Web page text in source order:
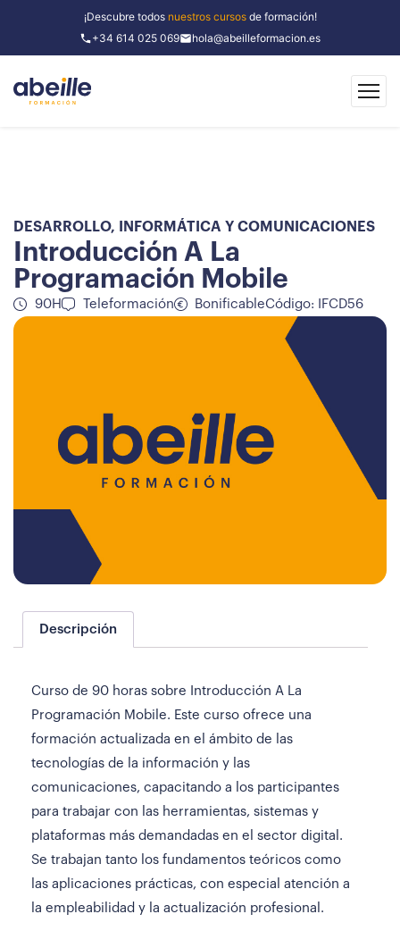
¡Descubre todos nuestros cursosde formación!
+34 614 025 069
hola@abeilleformacion.es
DESARROLLO, INFORMÁTICA Y COMUNICACIONES
Introducción A La
Programación Mobile
90H Teleformación BonificableCódigo: IFCD56
Descripción
Curso de 90 horas sobre Introducción A La
Programación Mobile. Este curso ofrece una
formación actualizada en el ámbito de las
tecnologías de la información y las
comunicaciones, capacitando a los participantes
para trabajar con las herramientas, sistemas y
plataformas más demandadas en el sector digital.
Se trabajan tanto los fundamentos teóricos como
las aplicaciones prácticas, con especial atención a
la empleabilidad y la actualización profesional.